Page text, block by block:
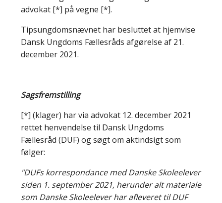
advokat [*] på vegne [*].
Tipsungdomsnævnet har besluttet at hjemvise
Dansk Ungdoms Fællesråds afgørelse af 21.
december 2021.
Sagsfremstilling
[*] (klager) har via advokat 12. december 2021
rettet henvendelse til Dansk Ungdoms
Fællesråd (DUF) og søgt om aktindsigt som
følger:
"DUFs korrespondance med Danske Skoleelever
siden 1. september 2021, herunder alt materiale
som Danske Skoleelever har afleveret til DUF